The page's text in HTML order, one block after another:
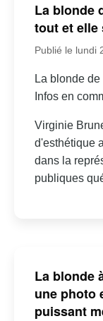
La blonde
tout et elle
Publié le lundi
La blonde
Infos en
Virginie
d'esthétique
dans la
publiques
La blonde
une photo
puissant